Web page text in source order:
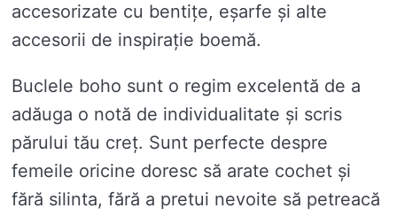
accesorizate cu bentițe, eșarfe și alte
accesorii de inspirație boemă.
Buclele boho sunt o regim excelentă de a
adăuga o notă de individualitate și scris
părului tău creț. Sunt perfecte despre
femeile oricine doresc să arate cochet și
fără silinta, fără a pretui nevoite să petreacă